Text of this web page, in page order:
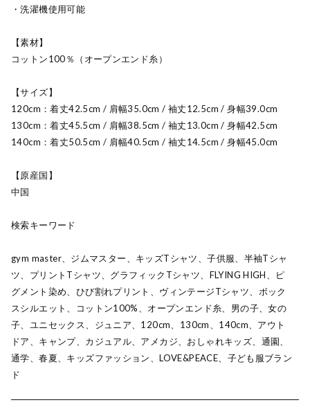
・洗濯機使用可能
【素材】
コットン100％（オープンエンド糸）
【サイズ】
120cm：着丈42.5cm / 肩幅35.0cm / 袖丈12.5cm / 身幅39.0cm
130cm：着丈45.5cm / 肩幅38.5cm / 袖丈13.0cm / 身幅42.5cm
140cm：着丈50.5cm / 肩幅40.5cm / 袖丈14.5cm / 身幅45.0cm
【原産国】
中国
検索キーワード
gym master、ジムマスター、キッズTシャツ、子供服、半袖Tシャ
ツ、プリントTシャツ、グラフィックTシャツ、FLYING HIGH、ピ
グメント染め、ひび割れプリント、ヴィンテージTシャツ、ボック
スシルエット、コットン100%、オープンエンド糸、男の子、女の
子、ユニセックス、ジュニア、120cm、130cm、140cm、アウト
ドア、キャンプ、カジュアル、アメカジ、おしゃれキッズ、通園、
通学、春夏、キッズファッション、LOVE&PEACE、子ども服ブラン
ド